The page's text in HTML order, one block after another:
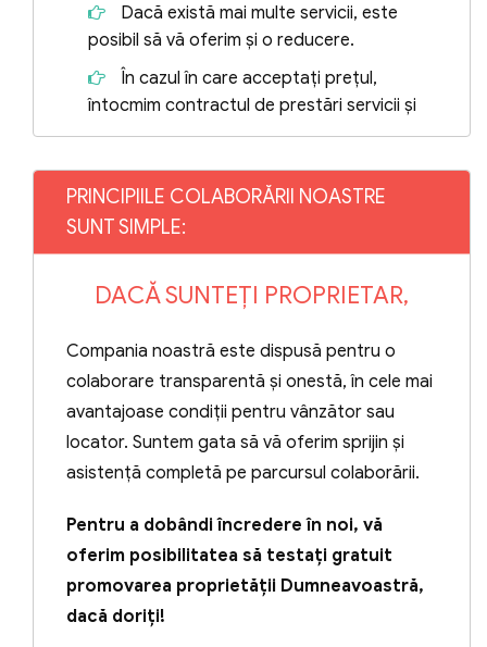
Dacă există mai multe servicii, este
posibil să vă oferim și o reducere.
În cazul în care acceptați prețul,
întocmim contractul de prestări servicii și
eliberăm factura fiscală.
Vă consultăm, va programăm pentru
prestarea serviciului.
Facem o programare la Notar, avocat
este necesar.
partenerilor sau autorităților competente
cererea sau sunteți prezenți și D-voastră
(atunci când nu se admite reprezentarea
prin procură).
Dacă este posibil, suntem dispuși să vă
parteneri.
Serviciul juridic se garantează în baza
unui contract, nu numai prin recomandări.
Servicii Vânzări/ Închirieri
PRINCIPIILE COLABORĂRII NOASTRE
SUNT SIMPLE:
DACĂ SUNTEȚI PROPRIETAR,
Compania noastră este dispusă pentru o
colaborare transparentă și onestă, în cele mai
avantajoase condiții pentru vânzător sau
locator. Suntem gata să vă oferim sprijin și
asistență completă pe parcursul colaborării.
Pentru a dobândi încredere în noi, vă
oferim posibilitatea să testați gratuit
promovarea proprietății Dumneavoastră,
dacă doriți!